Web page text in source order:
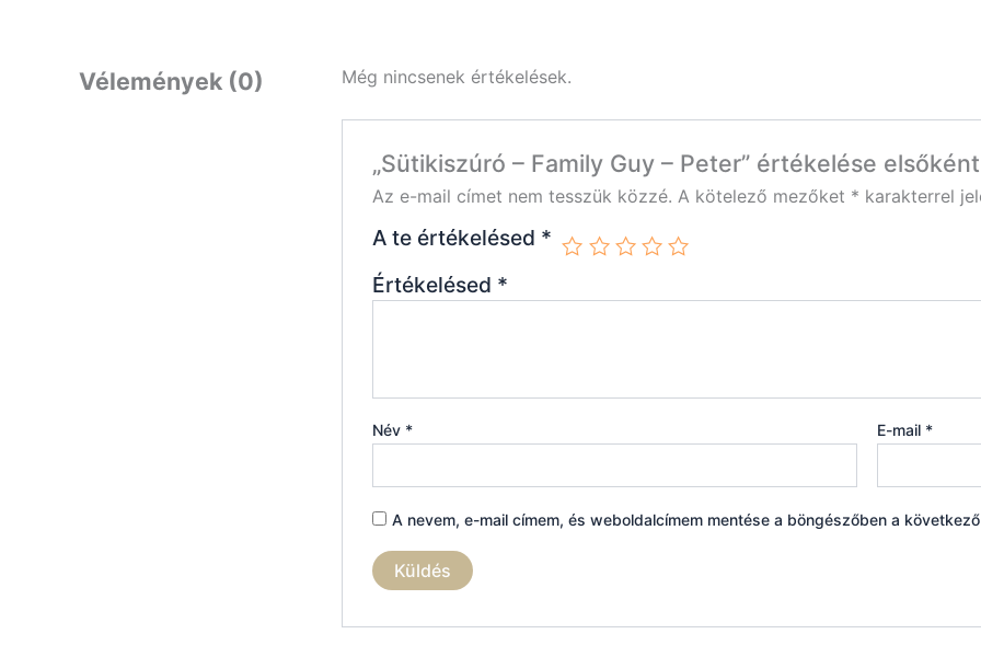
Vélemények (0) Még nincsenek értékelések.
„Sütikiszúró – Family Guy – Peter” értékelése elsőként
Az e-mail címet nem tesszük közzé. A kötelező mezőket * karakterrel
A te értékelésed *
Értékelésed *
Név * E-mail *
A nevem, e-mail címem, és weboldalcímem mentése a böngészőben a